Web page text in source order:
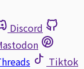
Discord
Tiktok